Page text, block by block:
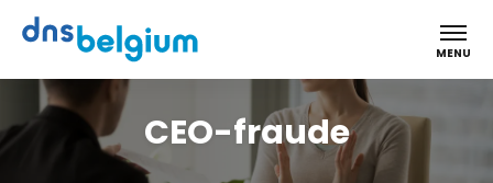
DNS Belgium
MENU
CEO-fraude